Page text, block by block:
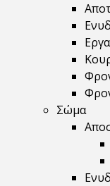
Σώμα